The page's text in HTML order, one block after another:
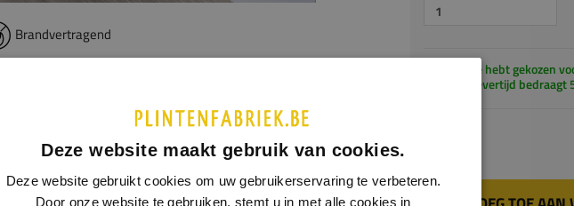
Brandvertragend
De steile plint heeft een afschuining van ongeveer 70 mm. Hierdoor
smelt de plint als het ware samen met de wand. De steile plint zorgt
voor een nette afwerking zonder erg op te vallen. De steile plint
komt het best tot zijn recht in een industrieel interieur.
Je hebt gekozen
levertijd
Deze website maakt gebruik van cookies.
Deze website gebruikt cookies om uw gebruikerservaring te verbeteren.
Door onze website te gebruiken, stemt u in met alle cookies in